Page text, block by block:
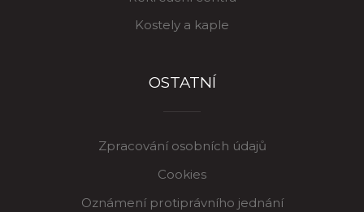
Kostely a kaple
OSTATNÍ
Zpracování osobních údajů
Cookies
Oznámení protiprávního jednání